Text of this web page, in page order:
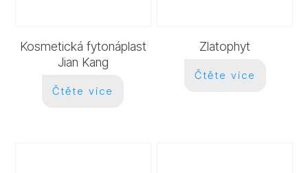
Kosmetická fytonáplast
Jian Kang
Čtěte více
Zlatophyt
Čtěte více